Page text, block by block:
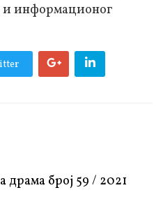
информационог
драма број 59 / 2021